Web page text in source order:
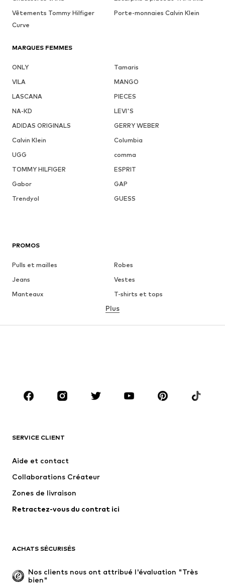
Vêtements Tommy Hilfiger
Curve
Porte-monnaies Calvin Klein
MARQUES FEMMES
ONLY
Tamaris
VILA
MANGO
LASCANA
PIECES
NA-KD
LEVI'S
ADIDAS ORIGINALS
GERRY WEBER
Calvin Klein
Columbia
UGG
comma
TOMMY HILFIGER
ESPRIT
Gabor
GAP
Trendyol
GUESS
PROMOS
Pulls et mailles
Robes
Jeans
Vestes
Manteaux
T-shirts et tops
Lingerie
Jupes
Blouses et tuniques
Accessoires
Premium
Nouveautés
Lingerie
Manteaux
Jupes
Occasions spéciales
Exclusif
Plus
SERVICE CLIENT
Aide et contact
Collaborations Créateur
Zones de livraison
Retractez-vous du contrat ici
ACHATS SÉCURISÉS
Nos clients nous ont attribué l'évaluation "Très
bien"